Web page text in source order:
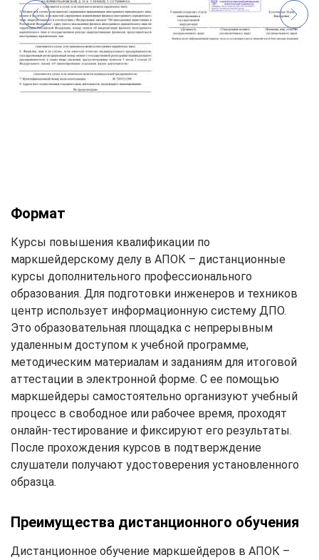
Формат
Курсы повышения квалификации по
маркшейдерскому делу в АПОК – дистанционные
курсы дополнительного профессионального
образования. Для подготовки инженеров и техников
центр использует информационную систему ДПО.
Это образовательная площадка с непрерывным
удаленным доступом к учебной программе,
методическим материалам и заданиям для итоговой
аттестации в электронной форме. С ее помощью
маркшейдеры самостоятельно организуют учебный
процесс в свободное или рабочее время, проходят
онлайн-тестирование и фиксируют его результаты.
После прохождения курсов в подтверждение
слушатели получают удостоверения установленного
образца.
Преимущества дистанционного обучения
Дистанционное обучение маркшейдеров в АПОК –